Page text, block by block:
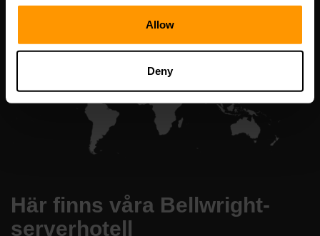
Allow
Deny
Här finns våra Bellwright-
serverhotell